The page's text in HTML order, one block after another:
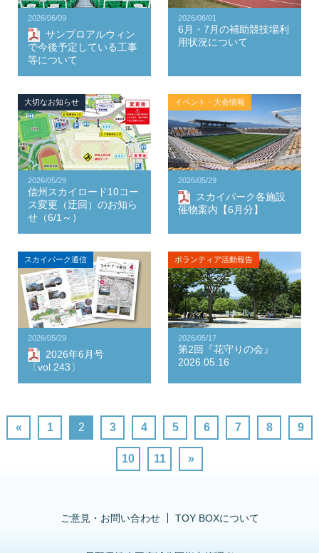
2026/06/09
サンプロアルウィン
で今後予定している工事
等について
2026/06/01
6月・7月の補助競技場利
用状況について
大切なお知らせ
2026/05/29
信州スカイロード10コー
ス変更（迂回）のお知ら
せ（6/1～）
イベント・大会情報
2026/05/29
スカイパーク各施設
催物案内【6月分】
スカイパーク通信
2026/05/29
2026年6月号
〔vol.243〕
ボランティア活動報告
2026/05/17
第2回『花守りの会』
2026.05.16
« 1 2 3 4 5 6 7 8 9
10 11 »
ご意見・お問い合わせ TOY BOXについて